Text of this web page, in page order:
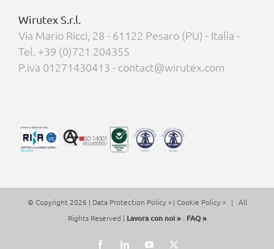
Wirutex S.r.l.
Via Mario Ricci, 28 - 61122 Pesaro (PU) - Italia -
Tel. +39 (0)721 204355
P.iva 01271430413 - contact@wirutex.com
© Copyright 2026 | Data Protection Policy »| Cookie Policy »| All
Rights Reserved | Lavora con noi » | FAQ »